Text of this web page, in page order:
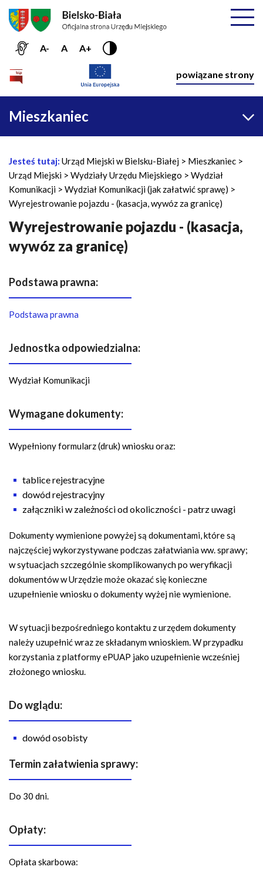
Przejdź do menu głównego
Przejdź do treści
Mapa serwisu
A- A A+
powiązane strony
Główna
nawigacja
Mieszkaniec
Ś
c
i
e
ż
k
a
a
w
i
c
y
j
a
Jesteś tutaj: Urząd Miejski w Bielsku-Białej
Mieszkaniec
Urząd Miejski
Wydziały Urzędu Miejskiego
Wydział
Komunikacji
Wydział Komunikacji (jak załatwić sprawę)
Wyrejestrowanie pojazdu - (kasacja, wywóz za granicę)
Wyrejestrowanie pojazdu - (kasacja,
wywóz za granicę)
Podstawa prawna:
Podstawa prawna
Jednostka odpowiedzialna:
Wydział Komunikacji
Wymagane dokumenty:
Wypełniony formularz (druk) wniosku oraz:
tablice rejestracyjne
dowód rejestracyjny
załączniki w zależności od okoliczności - patrz uwagi
Dokumenty wymienione powyżej są dokumentami, które są
najczęściej wykorzystywane podczas załatwiania ww. sprawy;
w sytuacjach szczególnie skomplikowanych po weryfikacji
dokumentów w Urzędzie może okazać się konieczne
uzupełnienie wniosku o dokumenty wyżej nie wymienione.
W sytuacji bezpośredniego kontaktu z urzędem dokumenty
należy uzupełnić wraz ze składanym wnioskiem. W przypadku
korzystania z platformy ePUAP jako uzupełnienie wcześniej
złożonego wniosku.
Do wglądu:
dowód osobisty
Termin załatwienia sprawy:
Do 30 dni.
Opłaty:
Opłata skarbowa: